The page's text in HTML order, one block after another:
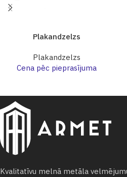
Plakandzelzs
Plakandzelzs
Cena pēc pieprasījuma
Kvalitatīvu melnā metāla